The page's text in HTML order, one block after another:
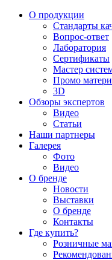
О продукции
Стандарты
Вопрос-ответ
Лаборатория
Сертификаты
Мастер
Промо
3D
Обзоры экспертов
Видео
Статьи
Наши партнеры
Галерея
Фото
Видео
О бренде
Новости
Выставки
О бренде
Контакты
Где купить?
Розничные